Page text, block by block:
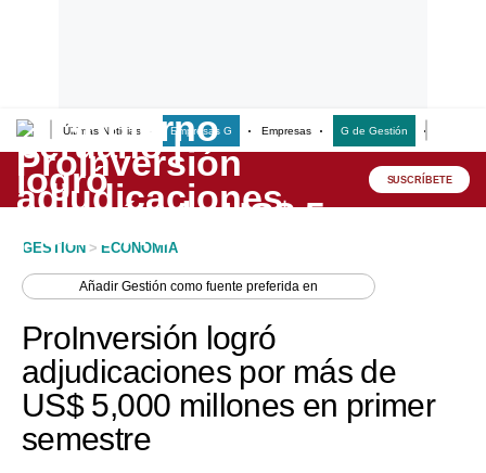
Últimas Noticias Empresas G Empresas G de Gestión
Lo último
Peru Quiosco
Economía
Mercados
Perú
SUSCRÍBETE
GESTION > ECONOMIA
AñadirGestión como fuente preferida en
ProInversión logró
adjudicaciones por más de
US$ 5,000 millones en primer
semestre